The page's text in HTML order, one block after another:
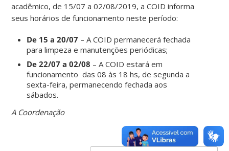
acadêmico, de 15/07 a 02/08/2019, a COID informa
seus horários de funcionamento neste período:
De 15 a 20/07 – A COID permanecerá fechada
para limpeza e manutenções periódicas;
De 22/07 a 02/08 – A COID estará em
funcionamento das 08 às 18 hs, de segunda a
sexta-feira, permanecendo fechada aos
sábados.
A Coordenação